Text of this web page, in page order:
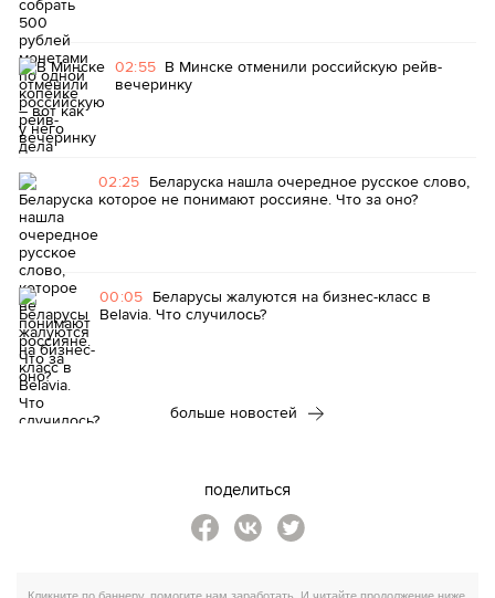
02:55 В Минске отменили российскую рейв-
вечеринку
02:25 Беларуска нашла очередное русское слово,
которое не понимают россияне. Что за оно?
00:05 Беларусы жалуются на бизнес-класс в
Belavia. Что случилось?
больше новостей
поделиться